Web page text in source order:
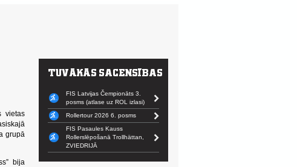
vietas
grupā
bija
FIS Latvijas Čempionāts 3.
posms (atlase uz ROL izlasi)
Rollertour 2026 6. posms
FIS Pasaules Kauss
Rollerslēpošanā Trollhättan,
ZVIEDRIJĀ